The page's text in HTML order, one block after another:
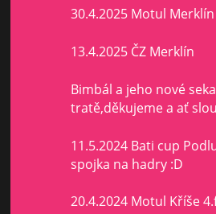
30.4.2025 Motul Merklín
13.4.2025 ČZ Merklín
Bimbál a jeho nové
tratě,děkujeme a ať
11.5.2024 Bati cup
spojka na hadry :D
20.4.2024 Motul Kříše